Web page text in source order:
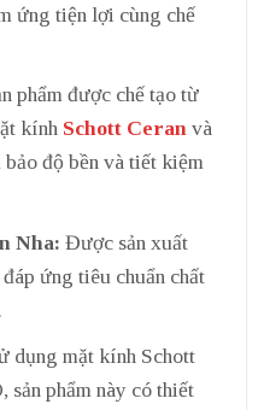
ứng tiện lợi cùng chế
phẩm được chế tạo từ
kính Schott Ceran và
độ bền và tiết kiệm
Nha: Được sản xuất
ứng tiêu chuẩn chất
dụng mặt kính Schott
sản phẩm này có thiết